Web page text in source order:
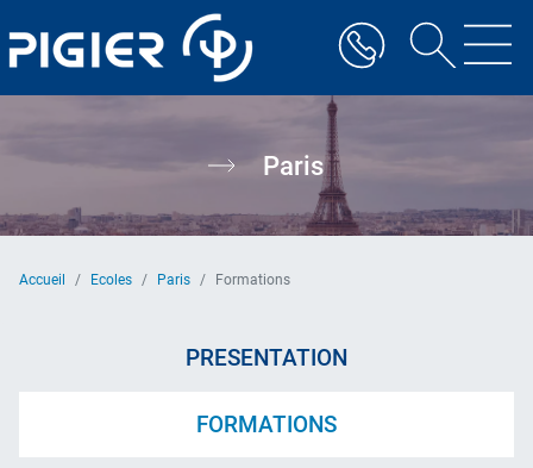
au
contenu
Paris
Accueil Ecoles Paris Formations
PRESENTATION
FORMATIONS